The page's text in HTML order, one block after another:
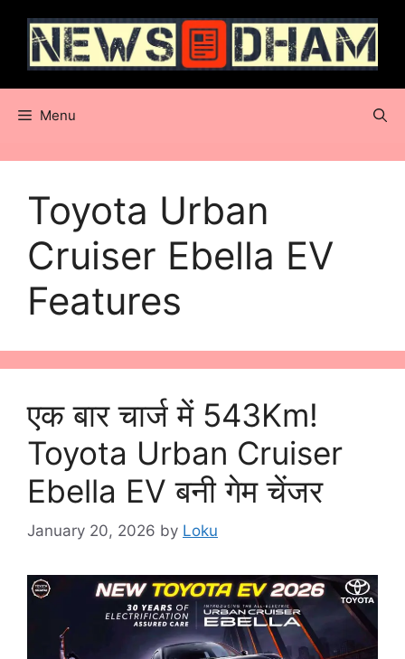
content
Menu
Toyota Urban
Cruiser Ebella EV
Features
एक बार चार्ज में 543Km!
Toyota Urban Cruiser
Ebella EV बनी गेम चेंजर
January 20, 2026 by Loku